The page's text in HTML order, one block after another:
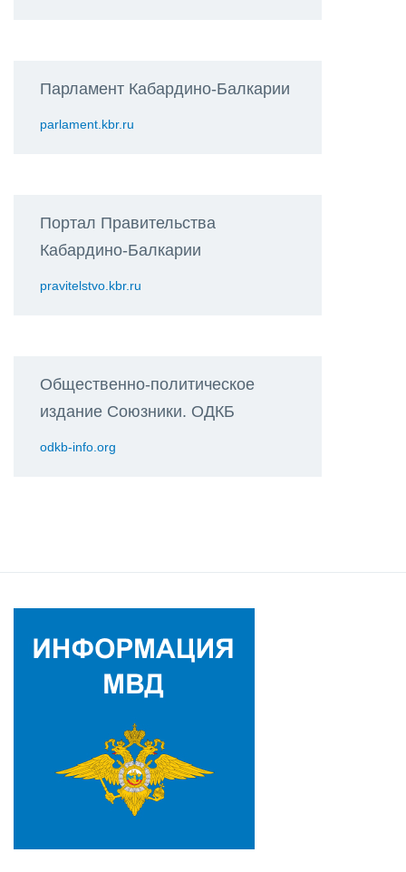
Парламент Кабардино-Балкарии
parlament.kbr.ru
Портал Правительства
Кабардино-Балкарии
pravitelstvo.kbr.ru
Общественно-политическое
издание Союзники. ОДКБ
odkb-info.org